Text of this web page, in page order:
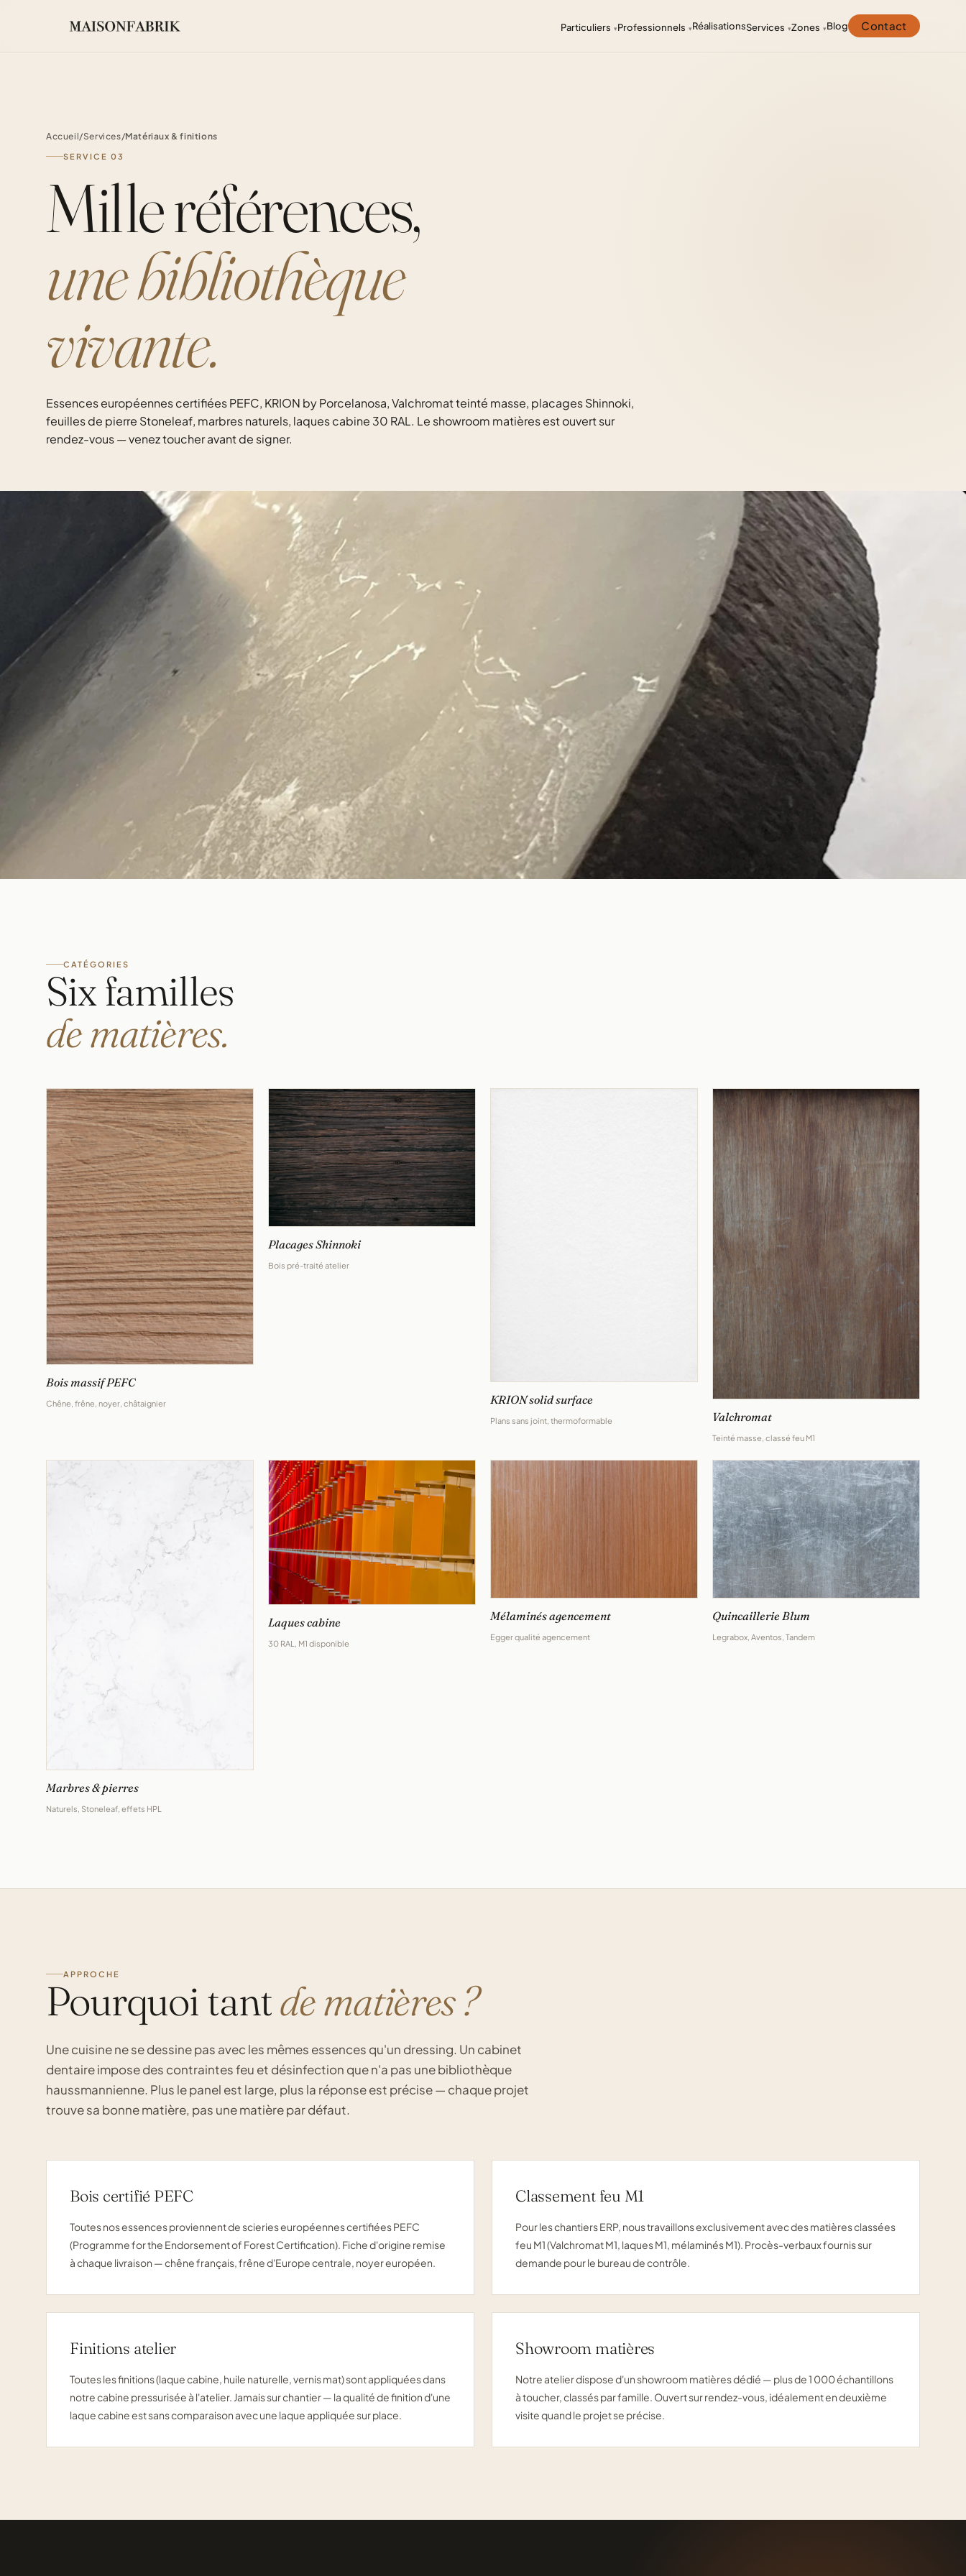
Particuliers Professionnels RéalisationsServices Zones Blog Contact
Accueil/Services/Matériaux & finitions
SERVICE 03
Mille références,
une bibliothèque
vivante.
Essences européennes certifiées PEFC, KRION by Porcelanosa, Valchromat teinté masse, placages Shinnoki,
feuilles de pierre Stoneleaf, marbres naturels, laques cabine 30 RAL. Le showroom matières est ouvert sur
rendez-vous — venez toucher avant de signer.
CATÉGORIES
Six familles
de matières.
Bois massif PEFC
Chêne, frêne, noyer, châtaignier
Placages Shinnoki
Bois pré-traité atelier
KRION solid surface
Plans sans joint, thermoformable Valchromat
Teinté masse, classé feu M1
Marbres & pierres
Naturels, Stoneleaf, effets HPL
Laques cabine
30 RAL, M1 disponible
Mélaminés agencement
Egger qualité agencement
Quincaillerie Blum
Legrabox, Aventos, Tandem
APPROCHE
Pourquoi tantde matières ?
Une cuisine ne se dessine pas avec les mêmes essences qu'un dressing. Un cabinet
dentaire impose des contraintes feu et désinfection que n'a pas une bibliothèque
haussmannienne. Plus le panel est large, plus la réponse est précise — chaque projet
trouve sa bonne matière, pas une matière par défaut.
Bois certifié PEFC
Toutes nos essences proviennent de scieries européennes certifiées PEFC
(Programme for the Endorsement of Forest Certification). Fiche d'origine remise
à chaque livraison — chêne français, frêne d'Europe centrale, noyer européen.
Classement feu M1
Pour les chantiers ERP, nous travaillons exclusivement avec des matières classées
feu M1 (Valchromat M1, laques M1, mélaminés M1). Procès-verbaux fournis sur
demande pour le bureau de contrôle.
Finitions atelier
Toutes les finitions (laque cabine, huile naturelle, vernis mat) sont appliquées dans
notre cabine pressurisée à l'atelier. Jamais sur chantier — la qualité de finition d'une
laque cabine est sans comparaison avec une laque appliquée sur place.
Showroom matières
Notre atelier dispose d'un showroom matièresdédié — plus de 1 000 échantillons
à toucher, classés par famille. Ouvert sur rendez-vous, idéalement en deuxième
visite quand le projet se précise.